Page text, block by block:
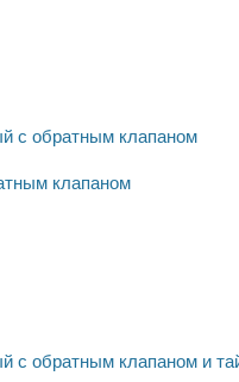
клапаном